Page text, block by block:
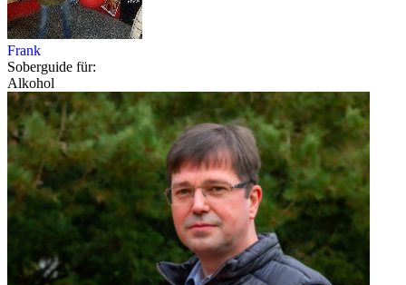
Frank
Soberguide für:
Alkohol